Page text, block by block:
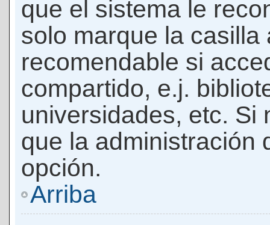
que el sistema le
solo marque la casilla
recomendable si
compartido, e.j.
universidades, etc. Si
que la administración
opción.
Arriba